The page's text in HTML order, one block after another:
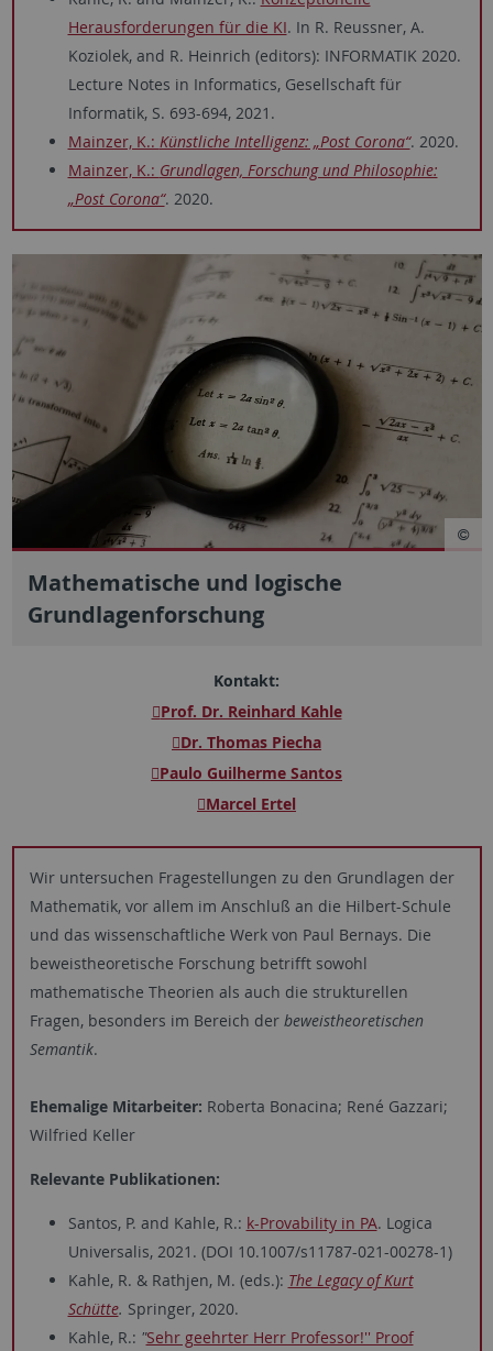
Herausforderungen für die KI. In R. Reussner, A.
Koziolek, and R. Heinrich (editors): INFORMATIK 2020.
Lecture Notes in Informatics, Gesellschaft für
Informatik, S. 693-694, 2021.
Mainzer, K.: Künstliche Intelligenz: „Post Corona“. 2020.
Mainzer, K.: Grundlagen, Forschung und Philosophie:
„Post Corona“. 2020.
Mathematische und logische
Grundlagenforschung
Kontakt:
Prof. Dr. Reinhard Kahle
Dr. Thomas Piecha
Paulo Guilherme Santos
Marcel Ertel
Wir untersuchen Fragestellungen zu den Grundlagen der
Mathematik, vor allem im Anschluß an die Hilbert-Schule
und das wissenschaftliche Werk von Paul Bernays. Die
beweistheoretische Forschung betrifft sowohl
mathematische Theorien als auch die strukturellen
Fragen, besonders im Bereich der beweistheoretischen
Semantik.
Ehemalige Mitarbeiter: Roberta Bonacina; René Gazzari;
Wilfried Keller
Relevante Publikationen:
Santos, P. and Kahle, R.: k-Provability in PA. Logica
Universalis, 2021. (DOI 10.1007/s11787-021-00278-1)
Kahle, R. & Rathjen, M. (eds.): The Legacy of Kurt
Schütte. Springer, 2020.
Kahle, R.: "Sehr geehrter Herr Professor!'' Proof